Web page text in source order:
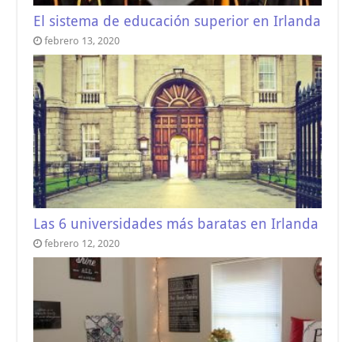
El sistema de educación superior en Irlanda
febrero 13, 2020
Las 6 universidades más baratas en Irlanda
febrero 12, 2020